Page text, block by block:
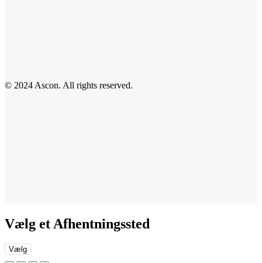
© 2024 Ascon. All rights reserved.
Vælg et Afhentningssted
Vælg